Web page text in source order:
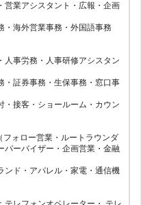
営業アシスタント・広報・企画
・海外営業事務・外国語事務
人事労務・人事研修アシスタン
・証券事務・生保事務・窓口事
・接客・ショールーム・カウン
フォロー営業・ルートラウンダ
パーバイザー・企画営業・金融
ンド・アパレル・家電・通信機